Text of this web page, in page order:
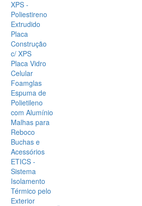
XPS -
Poliestireno
Extrudido
Placa
Construção
c/ XPS
Placa Vidro
Celular
Foamglas
Espuma de
Polietileno
com Alumínio
Malhas para
Reboco
Buchas e
Acessórios
ETICS -
Sistema
Isolamento
Térmico pelo
Exterior